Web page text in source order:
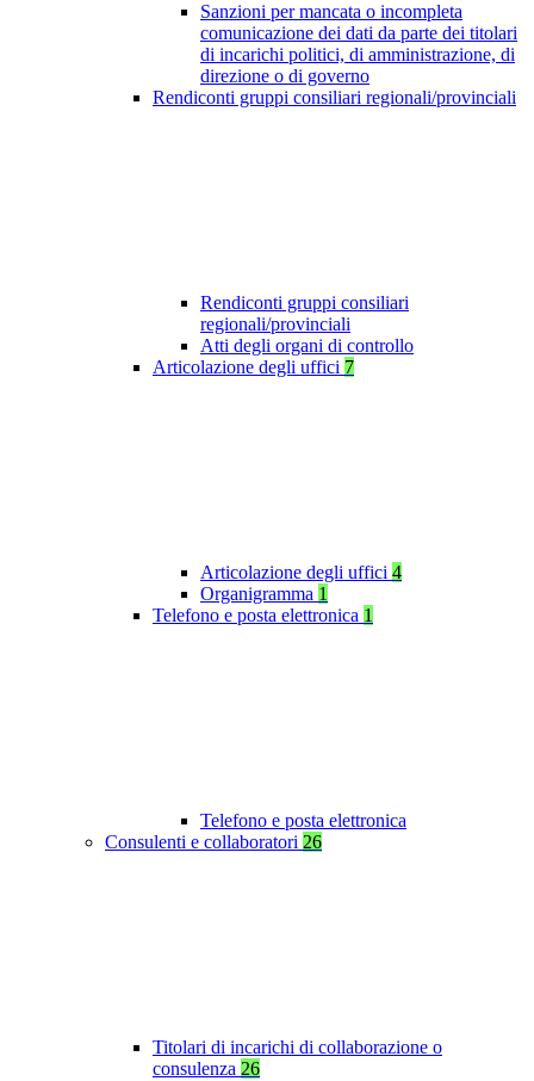
Sanzioni per mancata o incompleta
comunicazione dei dati da parte dei titolari
di incarichi politici, di amministrazione, di
direzione o di governo
Rendiconti gruppi consiliari regionali/provinciali
Rendiconti gruppi consiliari
regionali/provinciali
Atti degli organi di controllo
Articolazione degli uffici 7
Articolazione degli uffici 4
Organigramma 1
Telefono e posta elettronica 1
Telefono e posta elettronica
Consulenti e collaboratori 26
Titolari di incarichi di collaborazione o
consulenza 26